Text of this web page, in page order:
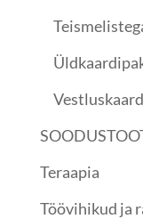
Teraapia
Töövihikud ja